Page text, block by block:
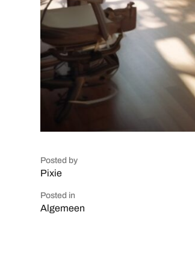
Posted by
Pixie
Posted in
Algemeen